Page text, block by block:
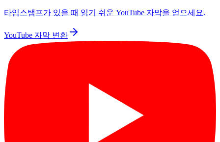
타임스탬프가 있을 때 읽기 쉬운 YouTube 자막을 얻으세요.
YouTube 자막 변환